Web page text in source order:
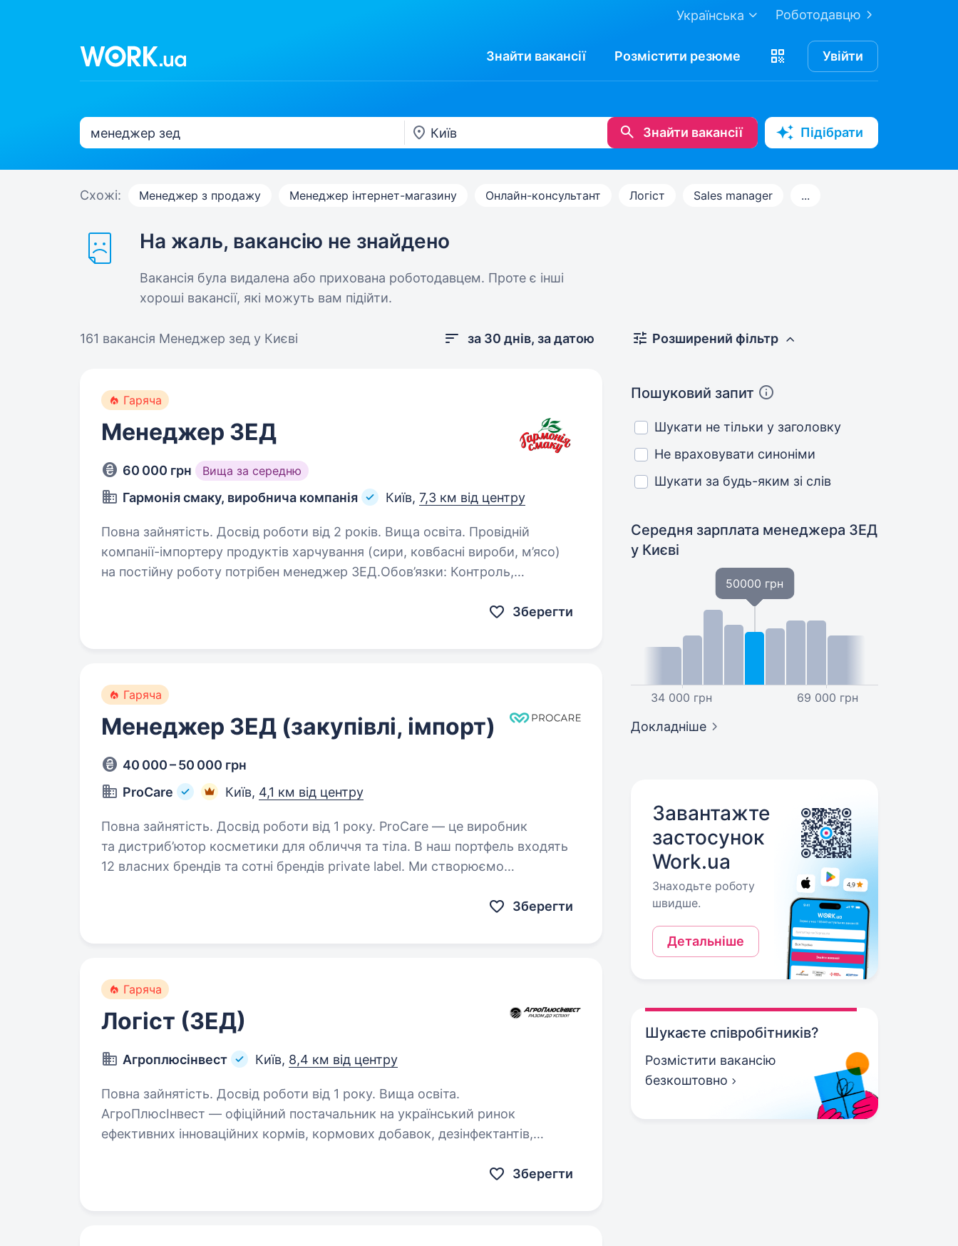
Роботодавцю
Українська
Знайти вакансії Розмістити резюме Увійти
Знайти вакансії Підібрати
Схожі: Менеджер з продажу Менеджер інтернет-магазину Онлайн-консультант Логіст Sales manager ...
На жаль, вакансію не знайдено
Вакансія була видалена або прихована роботодавцем. Проте є інші
хороші вакансії, які можуть вам підійти.
161 вакансія Менеджер зед у Києві за 30 днів, за датою
Гаряча
Менеджер ЗЕД
60 000 грн Вища за середню
Гармонія смаку, виробнича компанія Київ, 7,3 км від центру
Повна зайнятість. Досвід роботи від 2 років. Вища освіта. Провідній
компанії-імпортеру продуктів харчування (сири, ковбасні вироби, м’ясо)
на постійну роботу потрібен менеджер ЗЕД.Обов’язки: Контроль,
Зберегти
Гаряча
Менеджер ЗЕД (закупівлі, імпорт)
40 000 – 50 000 грн
ProCare
Київ, 4,1 км від центру
Повна зайнятість. Досвід роботи від 1 року. ProCare — це виробник
та дистриб’ютор косметики для обличчя та тіла. В наш портфель входять
12 власних брендів та сотні брендів private label. Ми створюємо
Зберегти
Гаряча
Логіст (ЗЕД)
Агроплюсінвест Київ, 8,4 км від центру
Повна зайнятість. Досвід роботи від 1 року. Вища освіта.
АгроПлюсІнвест — офіційний постачальник на український ринок
ефективних інноваційних кормів, кормових добавок, дезінфектантів,
Зберегти
Розширений фільтр
Пошуковий запит
Шукати не тільки у заголовку
Не враховувати синоніми
Шукати за будь-яким зі слів
Середня зарплата менеджера ЗЕД
у Києві
34 000 грн
50000 грн
69 000 грн
Докладніше
Завантажте
застосунок
Work.ua
Знаходьте роботу
швидше.
Детальніше
Шукаєте співробітників?
Розмістити вакансію
безкоштовно